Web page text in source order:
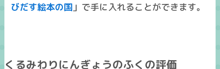
びだす絵本の国 」で手に入れることができます。
くるみわりにんぎょうのふくの評価